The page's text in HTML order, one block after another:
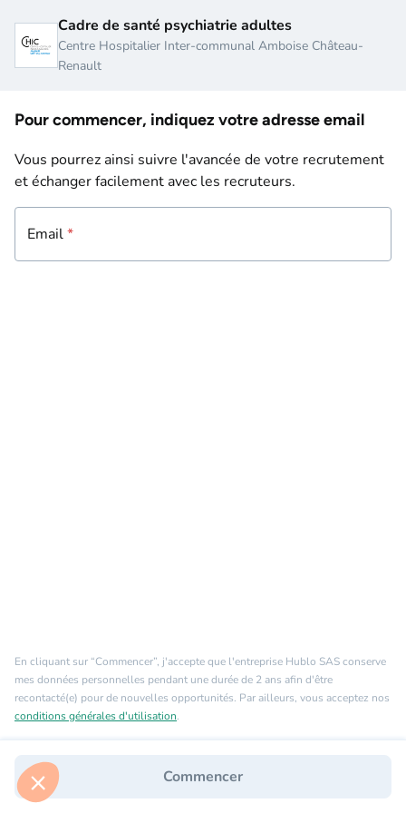
le contenu de ce site vous
mais on aimerait bien vous
visite...
certifiés par
Je choisis
Cadre de santé psychiatrie adultes
Centre Hospitalier Inter-communal Amboise Château-
Renault
Pour commencer, indiquez votre adresse email
Vous pourrez ainsi suivre l'avancée de votre recrutement
et échanger facilement avec les recruteurs.
Email*
En cliquant sur “Commencer”, j'accepte que l'entreprise Hublo SAS conserve
mes données personnelles pendant une durée de 2 ans afin d'être
recontacté(e) pour de nouvelles opportunités. Par ailleurs, vous acceptez nos
conditions générales d'utilisation.
Commencer